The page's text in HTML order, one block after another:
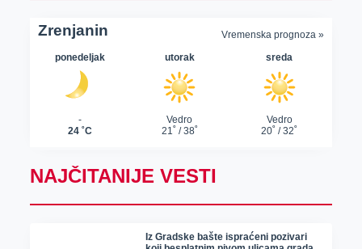
NAJČITANIJE VESTI
Iz Gradske bašte ispraćeni pozivari